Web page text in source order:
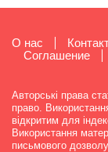
О нас
Cоглашение
Авторські права
право.
відкритим для
Використання
письмового